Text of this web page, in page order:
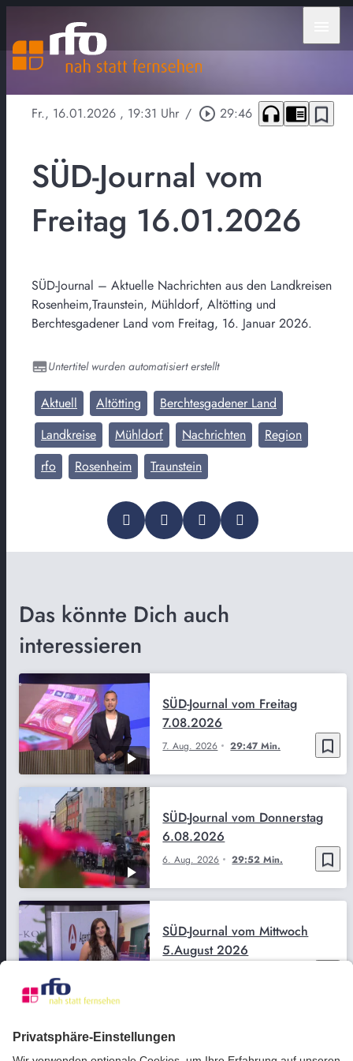
Fr., 16.01.2026 , 19:31 Uhr / play_circle_outline 29:46 headphones chrome_reader_mode bookmark_border
SÜD-Journal vom
Freitag 16.01.2026
SÜD-Journal – Aktuelle Nachrichten aus den Landkreisen
Rosenheim,Traunstein, Mühldorf, Altötting und
Berchtesgadener Land vom Freitag, 16. Januar 2026.
Untertitel wurden automatisiert erstellt
Aktuell Altötting
Berchtesgadener Land
Landkreise
Mühldorf Nachrichten
Region
rfo
Rosenheim Traunstein
Das könnte Dich auch
interessieren
bookmark_border
7. Aug. 2026 29:47 Min.
SÜD-Journal vom Freitag
7.08.2026
bookmark_border
6. Aug. 2026 29:52 Min.
SÜD-Journal vom Donnerstag
6.08.2026
SÜD-Journal vom Mittwoch
5.August 2026
SÜD-Journal vom Dienstag